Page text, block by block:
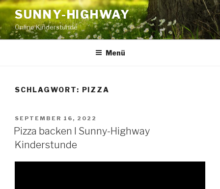
Zum
Inhalt
springen
SUNNY-HIGHWAY
Online Kinderstunde
Menü
SCHLAGWORT: PIZZA
VERÖFFENTLICHT
AM
SEPTEMBER 16, 2022
Pizza backen I Sunny-Highway
Kinderstunde